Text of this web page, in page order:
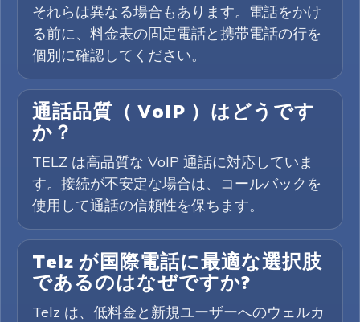
それらは異なる場合もあります。電話をかけ
る前に、料金表の固定電話と携帯電話の行を
個別に確認してください。
通話品質（ VoIP ）はどうです
か？
TELZ は高品質な VoIP 通話に対応していま
す。接続が不安定な場合は、コールバックを
使用して通話の信頼性を保ちます。
Telz が国際電話に最適な選択肢
であるのはなぜですか?
Telz は、低料金と新規ユーザーへのウェルカ